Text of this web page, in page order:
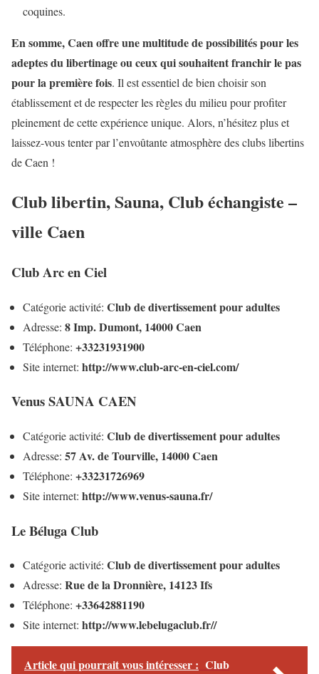
coquines.
En somme, Caen offre une multitude de possibilités pour les
adeptes du libertinage ou ceux qui souhaitent franchir le pas
pour la première fois. Il est essentiel de bien choisir son
établissement et de respecter les règles du milieu pour profiter
pleinement de cette expérience unique. Alors, n’hésitez plus et
laissez-vous tenter par l’envoûtante atmosphère des clubs libertins
de Caen !
Club libertin, Sauna, Club échangiste –
ville Caen
Club Arc en Ciel
Catégorie activité: Club de divertissement pour adultes
Adresse: 8 Imp. Dumont, 14000 Caen
Téléphone: +33231931900
Site internet: http://www.club-arc-en-ciel.com/
Venus SAUNA CAEN
Catégorie activité: Club de divertissement pour adultes
Adresse: 57 Av. de Tourville, 14000 Caen
Téléphone: +33231726969
Site internet: http://www.venus-sauna.fr/
Le Béluga Club
Catégorie activité: Club de divertissement pour adultes
Adresse: Rue de la Dronnière, 14123 Ifs
Téléphone: +33642881190
Site internet: http://www.lebelugaclub.fr//
Article qui pourrait vous intéresser : Club